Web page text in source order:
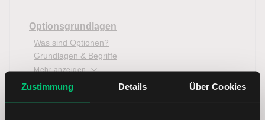
Zustimmung Details Über Cookies
Optionsgrundlagen
Was sind Optionen?
Grundlagen & Begriffe
Mehr anzeigen